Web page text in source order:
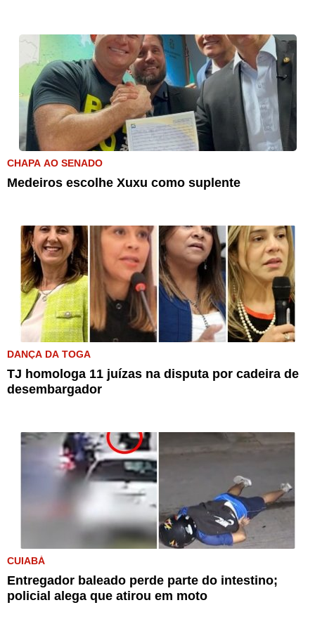
CHAPA AO SENADO
Medeiros escolhe Xuxu como suplente
DANÇA DA TOGA
TJ homologa 11 juízas na disputa por cadeira de
desembargador
CUIABÁ
Entregador baleado perde parte do intestino;
policial alega que atirou em moto